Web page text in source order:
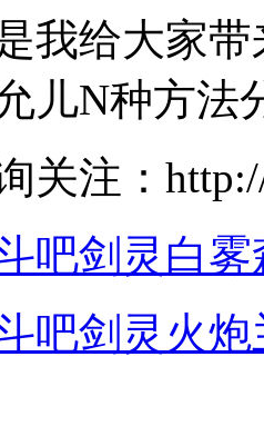
给大家带
儿N种方法
注：http://
吧剑灵白
吧剑灵火